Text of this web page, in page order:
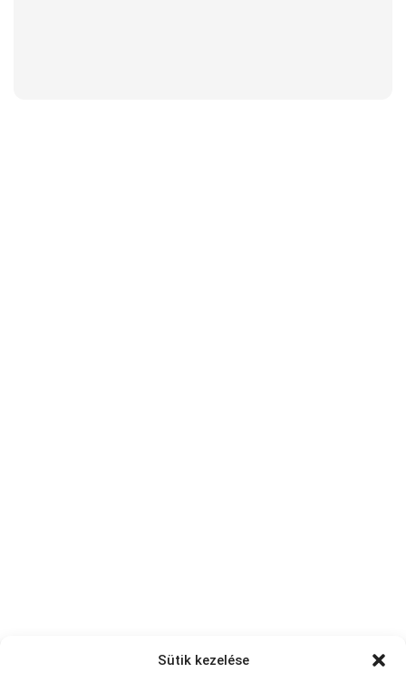
Sütik kezelése